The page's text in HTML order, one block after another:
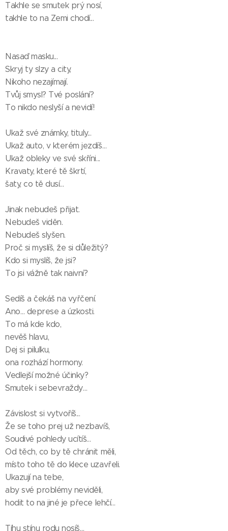
Takhle se smutek prý nosí,
takhle to na Zemi chodí...
Nasaď masku...
Skryj ty slzy a city,
Nikoho nezajímají.
Tvůj smysl? Tvé poslání?
To nikdo neslyší a nevidí!
Ukaž své známky, tituly...
Ukaž auto, v kterém jezdíš…
Ukaž obleky ve své skříni...
Kravaty, které tě škrtí,
šaty, co tě dusí…
Jinak nebudeš přijat.
Nebudeš viděn.
Nebudeš slyšen.
Proč si myslíš, že si důležitý?
Kdo si myslíš, že jsi?
To jsi vážně tak naivní?
Sedíš a čekáš na vyřčení.
Ano… deprese a úzkosti.
To má kde kdo,
nevěš hlavu,
Dej si pilulku,
ona rozhází hormony.
Vedlejší možné účinky?
Smutek i sebevraždy…
Závislost si vytvoříš...
Že se toho prej už nezbavíš,
Soudivé pohledy ucítíš…
Od těch, co by tě chránit měli,
místo toho tě do klece uzavřeli.
Ukazují na tebe,
aby své problémy neviděli,
hodit to na jiné je přece lehčí…
Tíhu stínu rodu nosíš…